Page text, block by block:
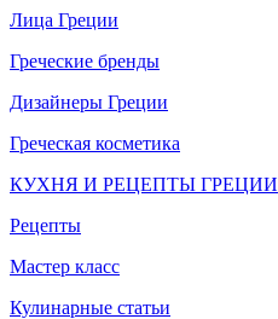
Лица Греции
Греческие бренды
Дизайнеры Греции
Греческая косметика
КУХНЯ И РЕЦЕПТЫ ГРЕЦИИ
Рецепты
Мастер класс
Кулинарные статьи